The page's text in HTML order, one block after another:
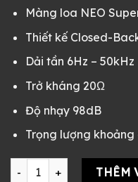
Màng loa NEO
Thiết kế Closed-
Dải tần 6Hz – 50kHz
Trở kháng 20Ω
Độ nhạy 98dB
Trọng lượng khoảng
Tai nghe HIFIMANTHÊM